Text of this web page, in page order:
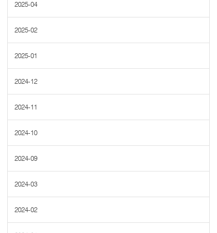
2025-04
2025-02
2025-01
2024-12
2024-11
2024-10
2024-09
2024-03
2024-02